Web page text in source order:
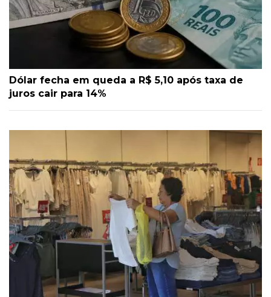
Dólar fecha em queda a R$ 5,10 após taxa de
juros cair para 14%